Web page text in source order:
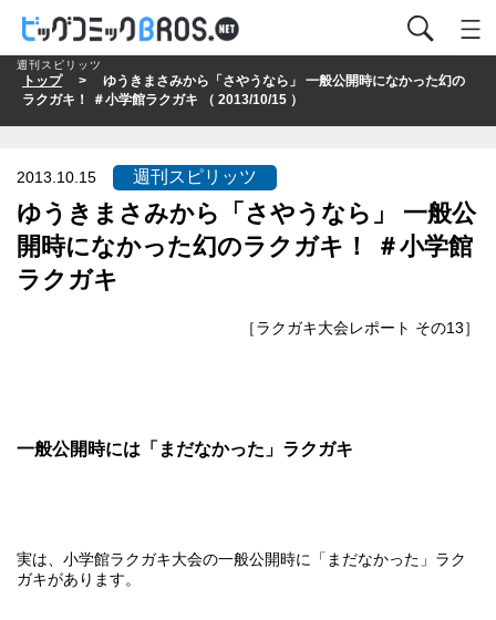
トップ> ゆうきまさみから「さやうなら」 一般公開時になかった幻の
ラクガキ！ ＃小学館ラクガキ （ 2013/10/15 ）
週刊スピリッツ
2013.10.15
ゆうきまさみから「さやうなら」 一般公
開時になかった幻のラクガキ！ ＃小学館
ラクガキ
週刊スピリッツ
［ラクガキ大会レポート その13］
一般公開時には「まだなかった」ラクガキ
実は、小学館ラクガキ大会の一般公開時に「まだなかった」ラク
ガキがあります。